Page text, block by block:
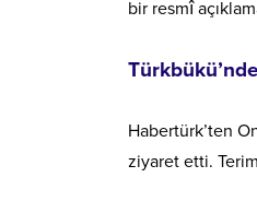
bir resmî
Habertürk’ten
ziyaret etti.